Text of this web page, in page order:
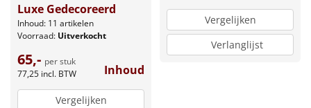
Luxe Gedecoreerd
Inhoud: 11 artikelen
Voorraad: Uitverkocht
65,- per stuk
77,25 incl. BTW Inhoud
Vergelijken
Vergelijken
Verlanglijst